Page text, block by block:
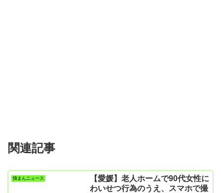
関連記事
憤まんニュース
【愛媛】老人ホームで90代女性に
わいせつ行為のうえ、スマホで撮